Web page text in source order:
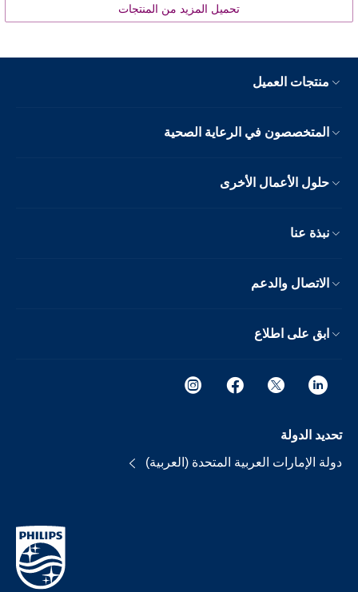
تحميل المزيد من المنتجات
منتجات العميل
المتخصصون في الرعاية الصحية
حلول الأعمال الأخرى
نبذة عنا
الاتصال والدعم
ابق على اطلاع
تحديد الدولة
دولة الإمارات العربية المتحدة (العربية)